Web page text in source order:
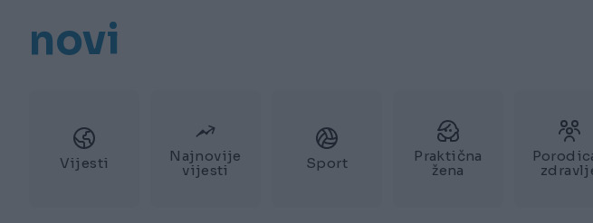
novi
Vijesti
Najnovije
vijesti
Sport
Praktična
žena